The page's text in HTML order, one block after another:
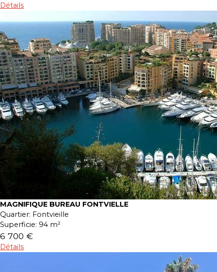
Détails
MAGNIFIQUE BUREAU FONTVIELLE
Quartier: Fontvieille
Superficie: 94 m²
6 700 €
Détails